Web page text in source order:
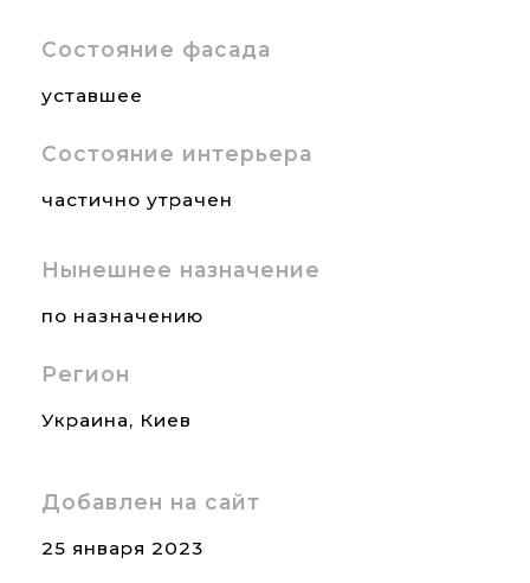
Состояние фасада
уставшее
Состояние интерьера
частично утрачен
Нынешнее назначение
по назначению
Регион
Украина, Киев
Добавлен на сайт
25 января 2023